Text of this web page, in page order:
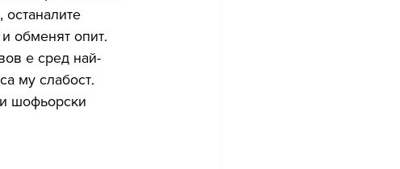
останалите
обменят опит.
е сред най-
му слабост.
шофьорски